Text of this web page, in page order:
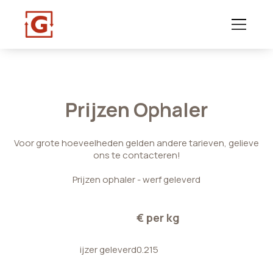
Prijzen Ophaler
Voor grote hoeveelheden gelden andere tarieven, gelieve
ons te contacteren!
Prijzen ophaler - werf geleverd
€ per kg
ijzer geleverd0.215